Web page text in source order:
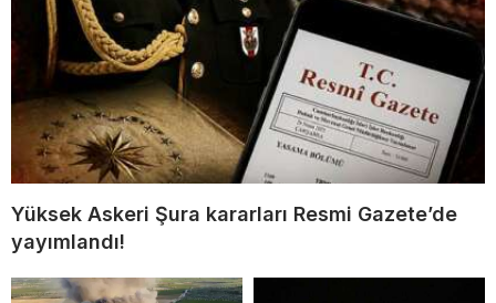
Yüksek Askeri Şura kararları Resmi Gazete’de
yayımlandı!